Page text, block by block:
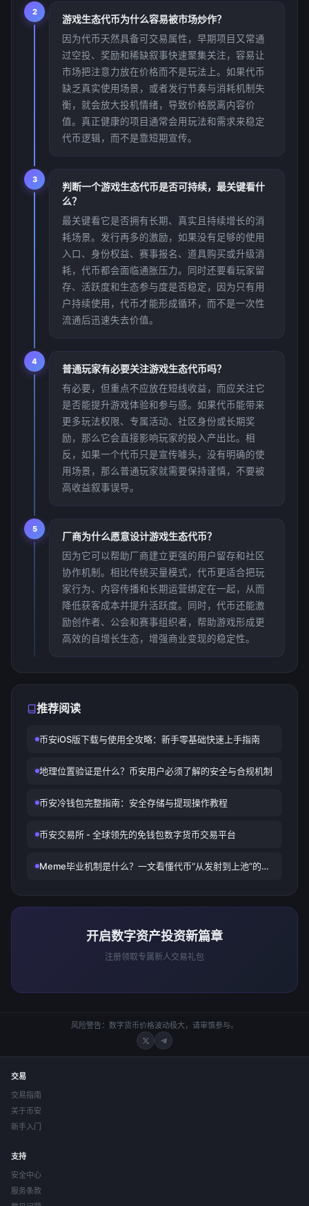
2
游戏生态代币为什么容易被市场炒作？
因为代币天然具备可交易属性，早期项目又常通
过空投、奖励和稀缺叙事快速聚集关注，容易让
市场把注意力放在价格而不是玩法上。如果代币
缺乏真实使用场景，或者发行节奏与消耗机制失
衡，就会放大投机情绪，导致价格脱离内容价
值。真正健康的项目通常会用玩法和需求来稳定
代币逻辑，而不是靠短期宣传。
3
判断一个游戏生态代币是否可持续，最关键看什
么？
最关键看它是否拥有长期、真实且持续增长的消
耗场景。发行再多的激励，如果没有足够的使用
入口、身份权益、赛事报名、道具购买或升级消
耗，代币都会面临通胀压力。同时还要看玩家留
存、活跃度和生态参与度是否稳定，因为只有用
户持续使用，代币才能形成循环，而不是一次性
流通后迅速失去价值。
4
普通玩家有必要关注游戏生态代币吗？
有必要，但重点不应放在短线收益，而应关注它
是否能提升游戏体验和参与感。如果代币能带来
更多玩法权限、专属活动、社区身份或长期奖
励，那么它会直接影响玩家的投入产出比。相
反，如果一个代币只是宣传噱头，没有明确的使
用场景，那么普通玩家就需要保持谨慎，不要被
高收益叙事误导。
5
厂商为什么愿意设计游戏生态代币？
因为它可以帮助厂商建立更强的用户留存和社区
协作机制。相比传统买量模式，代币更适合把玩
家行为、内容传播和长期运营绑定在一起，从而
降低获客成本并提升活跃度。同时，代币还能激
励创作者、公会和赛事组织者，帮助游戏形成更
高效的自增长生态，增强商业变现的稳定性。
推荐阅读
币安iOS版下载与使用全攻略：新手零基础快速上手指南
地理位置验证是什么？币安用户必须了解的安全与合规机制
币安冷钱包完整指南：安全存储与提现操作教程
币安交易所 - 全球领先的免钱包数字货币交易平台
Meme毕业机制是什么？一文看懂代币“从发射到上池”的关
开启数字资产投资新篇章
注册领取专属新人交易礼包
风险警告：数字货币价格波动极大，请审慎参与。
交易
交易指南
关于币安
新手入门
支持
安全中心
服务条款